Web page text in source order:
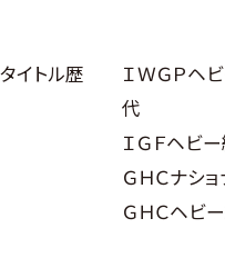
タイトル歴
ＩＷＧＰヘ
代
ＩＧＦヘビ
ＧＨＣナシ
ＧＨＣヘビ